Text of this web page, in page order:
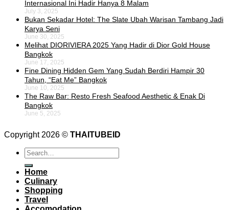
Internasional Ini Hadir Hanya 8 Malam
July 3, 2025
Bukan Sekadar Hotel: The Slate Ubah Warisan Tambang Jadi
Karya Seni
June 30, 2025
Melihat DIORIVIERA 2025 Yang Hadir di Dior Gold House
Bangkok
June 17, 2025
Fine Dining Hidden Gem Yang Sudah Berdiri Hampir 30
Tahun, “Eat Me” Bangkok
June 10, 2025
The Raw Bar: Resto Fresh Seafood Aesthetic & Enak Di
Bangkok
June 5, 2025
Copyright 2026 © THAITUBEID
Home
Culinary
Shopping
Travel